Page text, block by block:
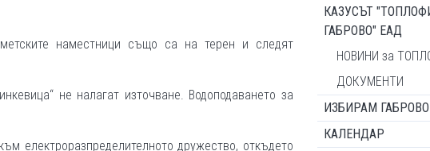
наместници също са на терен и следят
не налагат източване. Водоподаването за
електроразпределителното дружество, откъдето
КАЗУСЪТ
ГАБРОВО" ЕАД
НОВИНИ за
ДОКУМЕНТИ
ИЗБИРАМ
КАЛЕНДАР